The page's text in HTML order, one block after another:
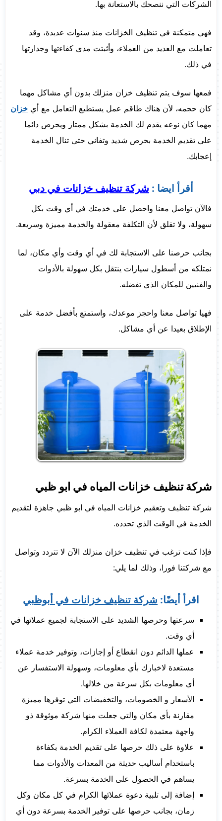
الشركات التي ننصحك بالاستعانة بها.
فهي متمكنة في تنظيف الخزانات منذ سنوات عديدة، وقد
تعاملت مع العديد من العملاء، وأثبتت مدى كفاءتها وجدارتها
في ذلك.
فمعها سوف يتم تنظيف خزان منزلك بدون أي مشاكل مهما
كان حجمه، لأن هناك طاقم عمل يستطيع التعامل مع أي خزان
مهما كان نوعه يقدم لك الخدمة بشكل ممتاز ويحرص دائما
على تقديم الخدمة بحرص شديد وتفاني حتى تنال الخدمة
إعجابك.
أقرأ ايضا : شركة تنظيف خزانات في دبي
فالآن تواصل معنا واحصل على خدمتك في أي وقت بكل
سهولة، ولا تقلق لأن التكلفة معقولة والخدمة مميزة وسريعة.
بجانب حرصنا على الاستجابة لك في أي وقت وأي مكان، لما
نمتلكه من أسطول سيارات ينتقل بكل سهولة بالأدوات
والفنيين للمكان الذي تفضله.
فهيا تواصل معنا واحجز موعدك، واستمتع بأفضل خدمة على
الإطلاق بعيدا عن أي مشاكل.
شركة تنظيف خزانات المياه في ابو ظبي
شركة تنظيف وتعقيم خزانات المياه في ابو ظبي جاهزة لتقديم
الخدمة في الوقت الذي تحدده.
فإذا كنت ترغب في تنظيف خزان منزلك الآن لا تتردد وتواصل
مع شركتنا فورا، وذلك لما يلي:
اقرأ أيضًا: شركة تنظيف خزانات في أبوظبي
سرعتها وحرصها الشديد على الاستجابة لجميع عملائها في
أي وقت.
عملها الدائم دون انقطاع أو إجازات، وتوفير خدمة عملاء
مستعدة لاخبارك بأي معلومات، وسهولة الاستفسار عن
أي معلومات بكل سرعة من خلالها.
الأسعار و الخصومات، والتخفيضات التي توفرها مميزة
مقارنة بأي مكان والتي جعلت منها شركة موثوقة ذو
واجهة معتمدة لكافة العملاء الكرام.
علاوة على ذلك حرصها على تقديم الخدمة بكفاءة
باستخدام أساليب حديثة من المعدات والأدوات مما
يساهم في الحصول على الخدمة بسرعة.
إضافة إلى تلبية دعوة عملائها الكرام في كل مكان وكل
زمان، بجانب حرصها على توفير الخدمة بسرعة دون أي